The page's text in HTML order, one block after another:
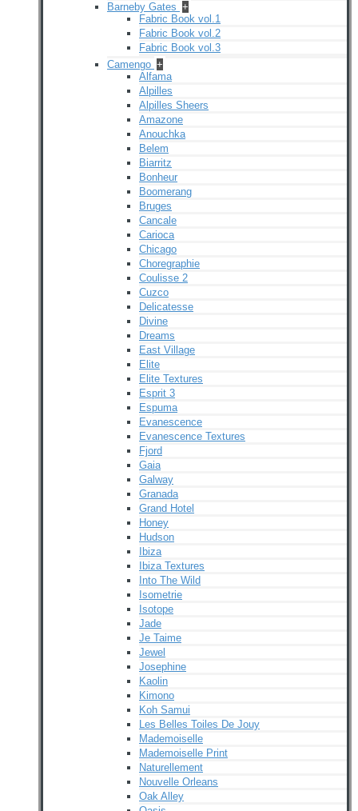
Barneby Gates +
Fabric Book vol.1
Fabric Book vol.2
Fabric Book vol.3
Camengo +
Alfama
Alpilles
Alpilles Sheers
Amazone
Anouchka
Belem
Biarritz
Bonheur
Boomerang
Bruges
Cancale
Carioca
Chicago
Choregraphie
Coulisse 2
Cuzco
Delicatesse
Divine
Dreams
East Village
Elite
Elite Textures
Esprit 3
Espuma
Evanescence
Evanescence Textures
Fjord
Gaia
Galway
Granada
Grand Hotel
Honey
Hudson
Ibiza
Ibiza Textures
Into The Wild
Isometrie
Isotope
Jade
Je Taime
Jewel
Josephine
Kaolin
Kimono
Koh Samui
Les Belles Toiles De Jouy
Mademoiselle
Mademoiselle Print
Naturellement
Nouvelle Orleans
Oak Alley